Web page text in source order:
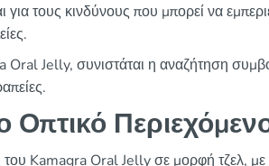
τους κινδύνους που μπορεί να
Oral Jelly, συνιστάται η αναζήτηση
Οπτικό
Kamagra Oral Jelly σε μορφή τζελ, με